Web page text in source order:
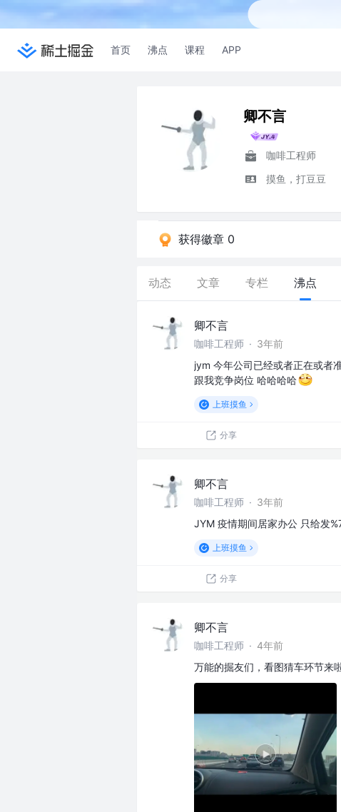
首页 沸点 课程 APP
卿不言
咖啡工程师
摸鱼，打豆豆
获得徽章 0
动态 文章 专栏 沸点
卿不言
咖啡工程师 · 3年前
jym 今年公司已经或者正在或者
跟我竞争岗位 哈哈哈哈
上班摸鱼
分享
卿不言
咖啡工程师 · 3年前
JYM 疫情期间居家办公 只给发
上班摸鱼
分享
卿不言
咖啡工程师 · 4年前
万能的掘友们，看图猜车环节来